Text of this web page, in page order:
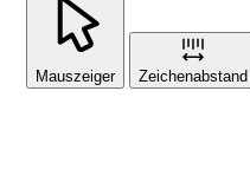
Mauszeiger Zeichenabstand